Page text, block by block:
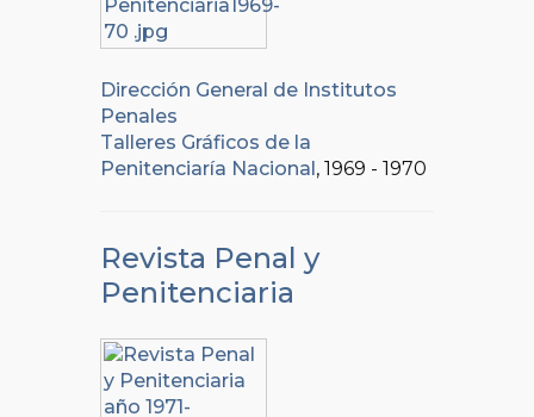
Dirección General de Institutos
Penales
Talleres Gráficos de la
Penitenciaría Nacional , 1969 - 1970
Revista Penal y
Penitenciaria